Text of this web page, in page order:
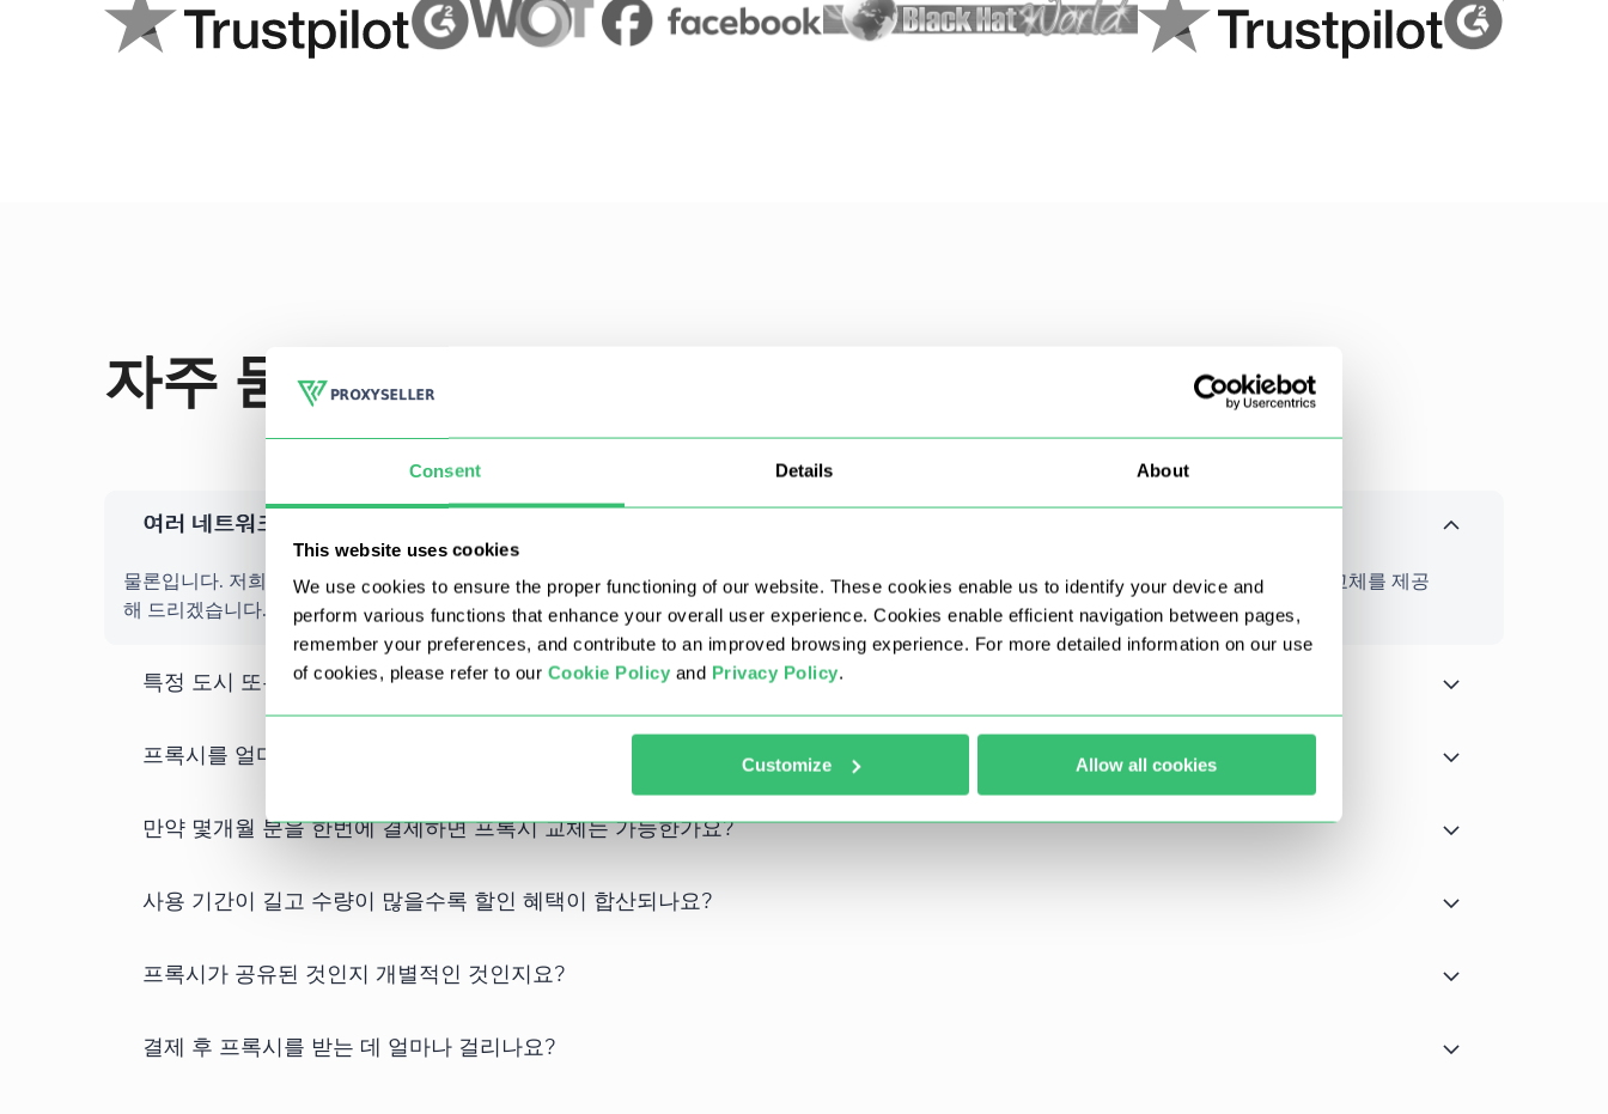
Consent Details About
This website uses cookies
We use cookies to ensure the proper functioning of our website. These cookies enable us to identify your device and
perform various functions that enhance your overall user experience. Cookies enable efficient navigation between pages,
remember your preferences, and contribute to an improved browsing experience. For more detailed information on our use
of cookies, please refer to our Cookie Policy and Privacy Policy.
Customize Allow all cookies
자주 묻는 질문
여러 네트워크 또는 서브넷에서 프록시를 요청할 수 있나요?
물론입니다. 저희 프록시는 다양한 서브넷에서 제공되며, 고객님의 요구에 맞지 않는 경우 언제든지 교체해 드립니다. 상담원에게 문의해 주시면 교체를 제공
해 드리겠습니다.
특정 도시 또는 주/지역을 기준으로 프록시를 선택할 수 있나요?
프록시를 얼마나 자주 업데이트하나요?
만약 몇개월 분을 한번에 결제하면 프록시 교체는 가능한가요?
사용 기간이 길고 수량이 많을수록 할인 혜택이 합산되나요?
프록시가 공유된 것인지 개별적인 것인지요?
결제 후 프록시를 받는 데 얼마나 걸리나요?